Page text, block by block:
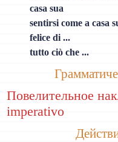
casa sua
sentirsi come a casa
felice di ...
tutto ciò che ...
Повелительное
imperativo